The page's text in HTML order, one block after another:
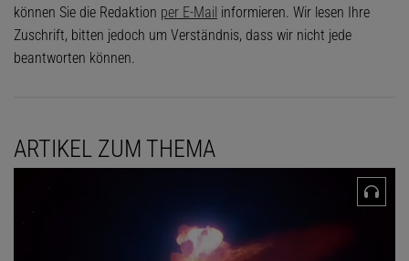
können Sie die Redaktion per E-Mail informieren. Wir lesen Ihre
Zuschrift, bitten jedoch um Verständnis, dass wir nicht jede
beantworten können.
ARTIKEL ZUM THEMA